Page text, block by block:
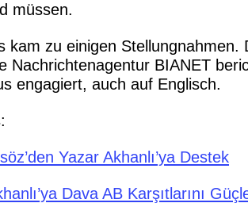
müssen.
kam zu einigen Stellungnahmen.
Nachrichtenagentur BIANET
engagiert, auch auf Englisch.
Yazar Akhanlı’ya Destek
Dava AB Karşıtlarını